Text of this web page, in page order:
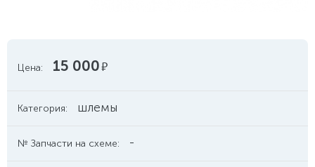
Цена: 15 000руб.
Категория: шлемы
№ Запчасти на схеме: -